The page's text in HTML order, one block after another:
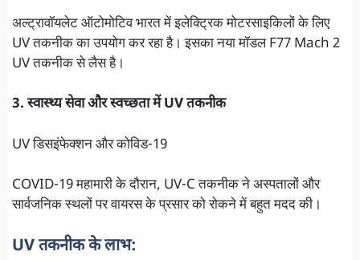
अल्ट्रावॉयलेट ऑटोमोटिव भारत में इलेक्ट्रिक मोटरसाइकिलों के लिए
UV तकनीक का उपयोग कर रहा है। इसका नया मॉडल F77 Mach 2
UV तकनीक से लैस है।
3. स्वास्थ्य सेवा और स्वच्छता में UV तकनीक
UV डिसइंफेक्शन और कोविड-19
COVID-19 महामारी के दौरान, UV-C तकनीक ने अस्पतालों और
सार्वजनिक स्थलों पर वायरस के प्रसार को रोकने में बहुत मदद की।
UV तकनीक के लाभ: